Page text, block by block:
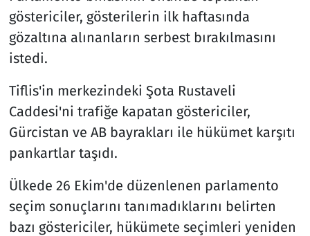
göstericiler, gösterilerin ilk haftasında
gözaltına alınanların serbest bırakılmasını
istedi.
Tiflis'in merkezindeki Şota Rustaveli
Caddesi'ni trafiğe kapatan göstericiler,
Gürcistan ve AB bayrakları ile hükümet karşıtı
pankartlar taşıdı.
Ülkede 26 Ekim'de düzenlenen parlamento
seçim sonuçlarını tanımadıklarını belirten
bazı göstericiler, hükümete seçimleri yeniden